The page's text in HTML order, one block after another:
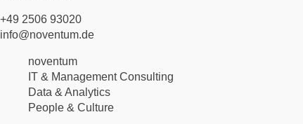
+49 2506 93020
info@noventum.de
Navigation
überspringen
noventum
IT & Management Consulting
Data & Analytics
People & Culture